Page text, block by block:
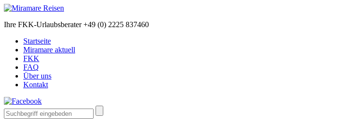
Ihre FKK-Urlaubsberater +49 (0) 2225 837460
Startseite
Miramare aktuell
FKK
FAQ
Über uns
Kontakt